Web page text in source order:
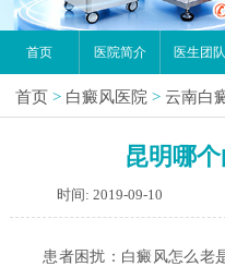
首页 医院简介 医生团队
首页 > 白癜风医院 > 云南白
昆明哪
时间: 2019-09-10
患者困扰：白癜风怎么老